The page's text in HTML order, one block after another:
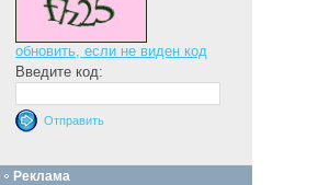
обновить, если не виден код
Введите код:
Реклама